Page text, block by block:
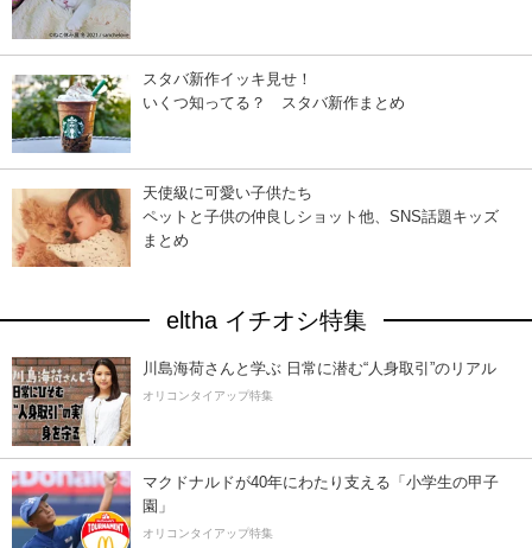
スタバ新作イッキ見せ！
いくつ知ってる？ スタバ新作まとめ
天使級に可愛い子供たち
ペットと子供の仲良しショット他、SNS話題キッズ
まとめ
eltha イチオシ特集
川島海荷さんと学ぶ 日常に潜む“人身取引”のリアル
オリコンタイアップ特集
マクドナルドが40年にわたり支える「小学生の甲子
園」
オリコンタイアップ特集